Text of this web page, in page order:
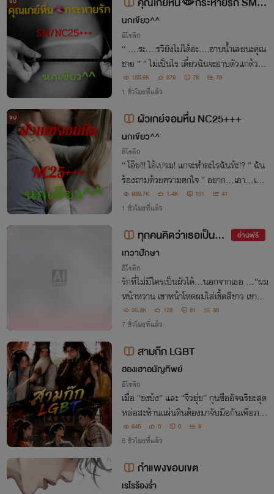
C25+++
นกเขียว^^
อีโรติก
“ ….ระ….รวิยังไม่ได้อะ….อาบน้ำเลยนะคุณ
ชาย ” “ ไม่เป็นไร เดี๋ยวฉันจะอาบตัวแกด้วย
น้ำของฉันเอง~~ ”
155.6K 879 78 78
1 ชั่วโมงที่แล้ว
จบ ผัวเกย์จอมหื่น NC25+++
นกเขียว^^
อีโรติก
“ โอ๊ย!!! ไอ้เปรม! แกจะทำอะไรฉันห้ะ!? ” ฉัน
ร้องถามด้วยความตกใจ “ อยาก...เอา...เมีย
” ผมพูดช้าๆชัดๆทีละคำ
939.7K 1.4K 151 41
1 ชั่วโมงที่แล้ว
ทุกคนคิดว่าเธอเป็นทอ
ม… แต่ผมคือเมียเธอ |มีอี
บุ้ค
อ่านฟรี
เทวาปักษา
อีโรติก
รักที่ไม่มีใครเป็นผัวได้…นอกจากเธอ …“ผม
หน้าหวาน เขาหน้าโหดผมใส่เชิ้ตสีขาว เขาใส่
แจ็กเก็ตหนังใคร ๆ ก็คิดว่าเขาเป็นทอม ผมเ
ป็นเพื่อนสาวแต่ตอนอยู่ในห้อง…ผมนี่แหละ
26.3K 128 81 35
7 ชั่วโมงที่แล้ว
สามก๊ก LGBT
ฮองเฮาอนัญทิพย์
อีโรติก
เมื่อ “ขงบ้ง” และ “จิ่วยุ่ย” กุนซืออัจฉริยะสุด
หล่อสะท้านแผ่นดินต้องมาจับมือกันเพื่อภาร
กิจระดับชาติ เขาทั้งสองต่างมีภรรยากันแล้ว
แต่เหตุไฉนใจกลับสั่นสุดครั้งที่ได้สบตากันแ
645 0 0 9
8 ชั่วโมงที่แล้ว
กำแพงขอบเขต​
เรไรร้องร่ำ